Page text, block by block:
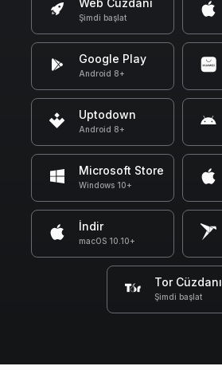
Şimdi başlat
Google Play
Android 8+
Uptodown
Android 8+
Microsoft Store
Windows 10+
İndir
macOS 10.10+
Tor Cüzdanı
Şimdi başlat